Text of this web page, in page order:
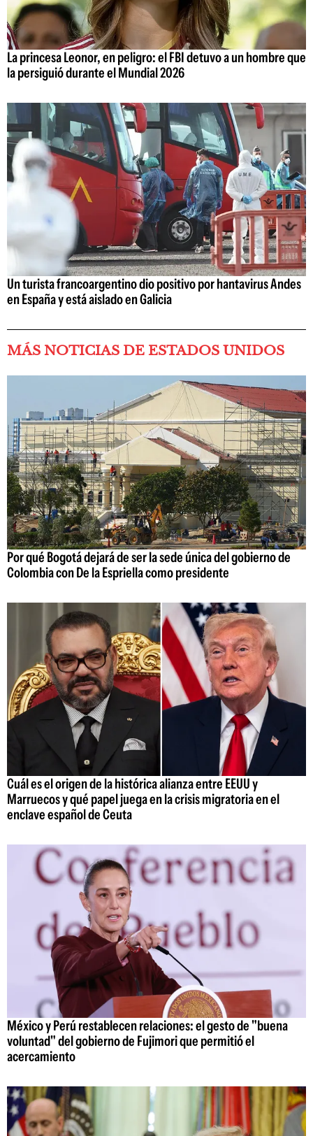
La princesa Leonor, en peligro: el FBI detuvo a un hombre que
la persiguió durante el Mundial 2026
Un turista francoargentino dio positivo por hantavirus Andes
en España y está aislado en Galicia
MÁS NOTICIAS DE ESTADOS UNIDOS
Por qué Bogotá dejará de ser la sede única del gobierno de
Colombia con De la Espriella como presidente
Cuál es el origen de la histórica alianza entre EEUU y
Marruecos y qué papel juega en la crisis migratoria en el
enclave español de Ceuta
México y Perú restablecen relaciones: el gesto de "buena
voluntad" del gobierno de Fujimori que permitió el
acercamiento